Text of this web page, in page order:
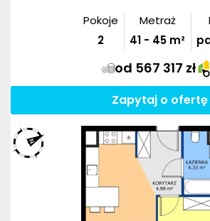
Pokoje
2
Metraż
41 - 45 m²
od 567 317 zł
Zapytaj o ofertę